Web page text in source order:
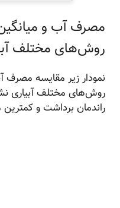
مصرف آب و میانگین
روش‌های مختلف
نمودار زیر مقایسه مصرف
روش‌های مختلف آبیاری
راندمان برداشت و